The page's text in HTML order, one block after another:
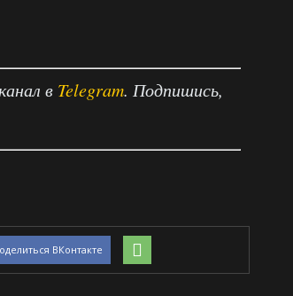
в Telegram. Подпишись,
ВКонтакте